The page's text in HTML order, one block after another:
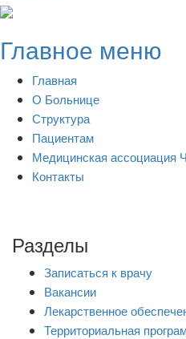
Skip
content
Главное меню
Главная
О Больнице
Структура
Пациентам
Медицинская ассоциация
Контакты
Разделы
Записаться к врачу
Вакансии
Лекарственное
Территориальная